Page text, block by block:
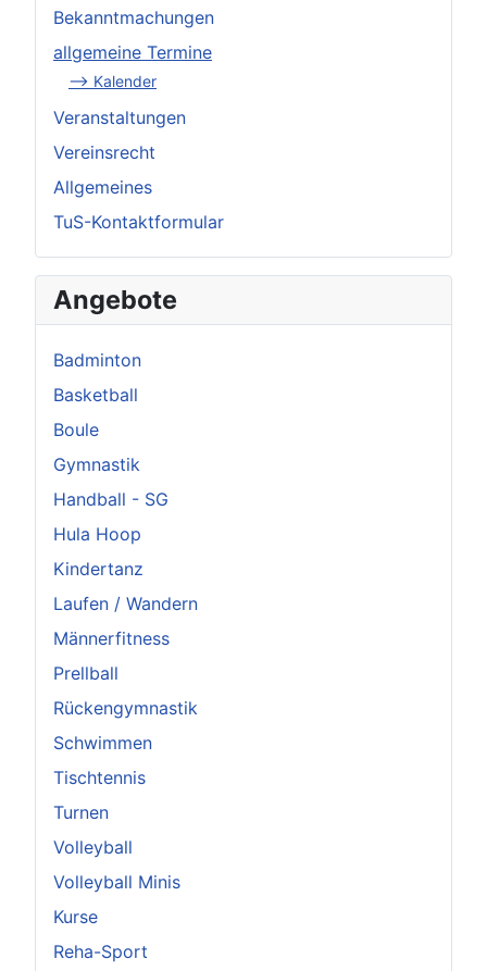
Bekanntmachungen
allgemeine Termine
--> Kalender
Veranstaltungen
Vereinsrecht
Allgemeines
TuS-Kontaktformular
Angebote
Badminton
Basketball
Boule
Gymnastik
Handball - SG
Hula Hoop
Kindertanz
Laufen / Wandern
Männerfitness
Prellball
Rückengymnastik
Schwimmen
Tischtennis
Turnen
Volleyball
Volleyball Minis
Kurse
Reha-Sport